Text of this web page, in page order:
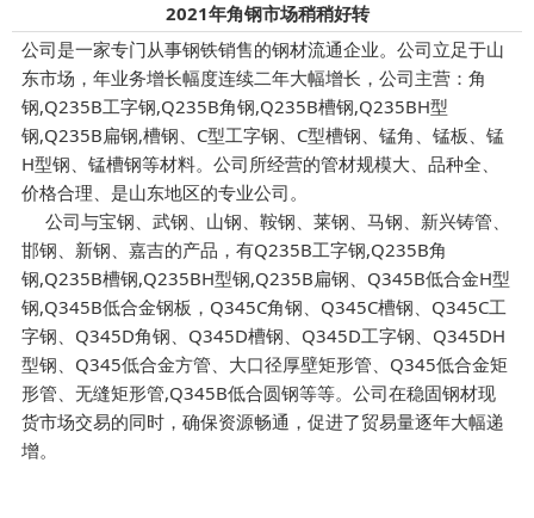
2021年角钢市场稍稍好转
公司是一家专门从事钢铁销售的钢材流通企业。公司立足于山
东市场，年业务增长幅度连续二年大幅增长，公司主营：角
钢,Q235B工字钢,Q235B角钢,Q235B槽钢,Q235BH型
钢,Q235B扁钢,槽钢、C型工字钢、C型槽钢、锰角、锰板、锰
H型钢、锰槽钢等材料。公司所经营的管材规模大、品种全、
价格合理、是山东地区的专业公司。
公司与宝钢、武钢、山钢、鞍钢、莱钢、马钢、新兴铸管、
邯钢、新钢、嘉吉的产品，有Q235B工字钢,Q235B角
钢,Q235B槽钢,Q235BH型钢,Q235B扁钢、Q345B低合金H型
钢,Q345B低合金钢板，Q345C角钢、Q345C槽钢、Q345C工
字钢、Q345D角钢、Q345D槽钢、Q345D工字钢、Q345DH
型钢、Q345低合金方管、大口径厚壁矩形管、Q345低合金矩
形管、无缝矩形管,Q345B低合圆钢等等。公司在稳固钢材现
货市场交易的同时，确保资源畅通，促进了贸易量逐年大幅递
增。